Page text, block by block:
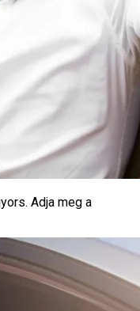
Adja meg a